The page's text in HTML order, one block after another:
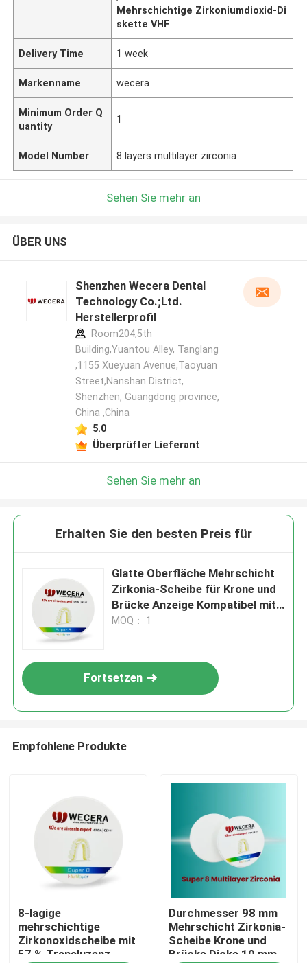
Zu Hause
Produkte
Videos
Mehrschichtige Zirkoniumdioxid-Di
skette VHF
Delivery Time 1 week
Markenname wecera
Minimum Order Q
uantity
1
Model Number 8 layers multilayer zirconia
Sehen Sie mehr an
ÜBER UNS
Shenzhen Wecera Dental
Technology Co.;Ltd.
Herstellerprofil
Room204,5th
Building,Yuantou Alley, Tanglang
,1155 Xueyuan Avenue,Taoyuan
Street,Nanshan District,
Shenzhen, Guangdong province,
China ,China
5.0
Überprüfter Lieferant
Sehen Sie mehr an
Erhalten Sie den besten Preis für
Glatte Oberfläche Mehrschicht
Zirkonia-Scheibe für Krone und
Brücke Anzeige Kompatibel mit
Roland/VHF/IMES-icore
MOQ： 1
Fortsetzen
Empfohlene Produkte
8-lagige
mehrschichtige
Zirkonoxidscheibe mit
57 % Transluzenz,
Durchmesser 98 mm
Mehrschicht Zirkonia-
Scheibe Krone und
Brücke Dicke 10 mm